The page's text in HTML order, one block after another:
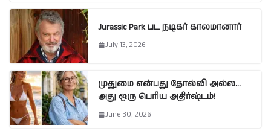
Jurassic Park பட நடிகர் காலமானார்
July 13, 2026
முதுமை என்பது தோல்வி அல்ல…
அது ஒரு பெரிய அதிர்ஷ்டம்!
June 30, 2026